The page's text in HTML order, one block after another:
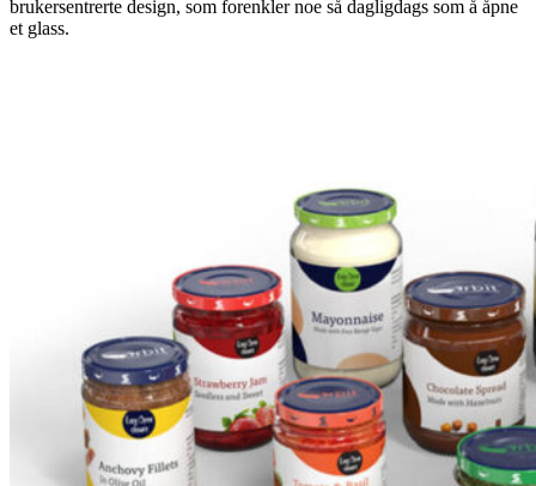
brukersentrerte design, som forenkler noe så dagligdags som å åpne
et glass.